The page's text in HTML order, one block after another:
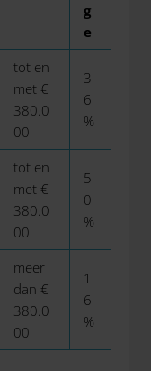
g
e
tot en
met €
380.0
00
3
6
%
tot en
met €
380.0
00
5
0
%
meer
dan €
380.0
00
1
6
%